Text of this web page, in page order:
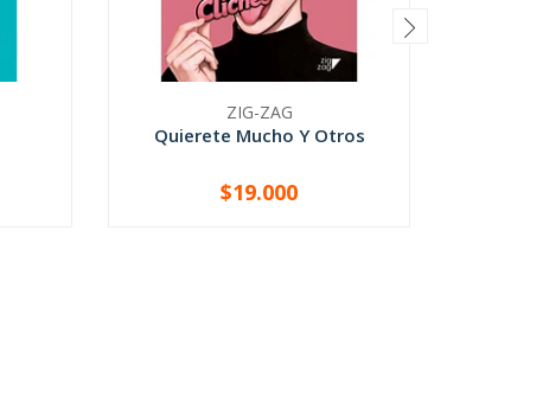
ZIG-ZAG
Quierete Mucho Y Otros
+
$19.000